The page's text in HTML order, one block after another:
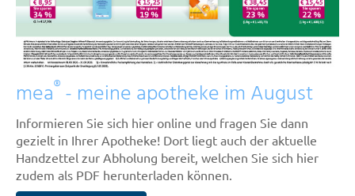
mea® - meine apotheke im August
Informieren Sie sich hier online und fragen Sie dann
gezielt in Ihrer Apotheke! Dort liegt auch der aktuelle
Handzettel zur Abholung bereit, welchen Sie sich hier
zudem als PDF herunterladen können.